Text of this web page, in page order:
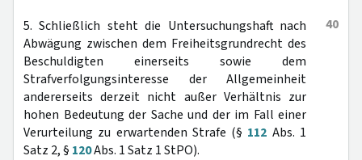
40
5. Schließlich steht die Untersuchungshaft nach
Abwägung zwischen dem Freiheitsgrundrecht des
Beschuldigten einerseits sowie dem
Strafverfolgungsinteresse der Allgemeinheit
andererseits derzeit nicht außer Verhältnis zur
hohen Bedeutung der Sache und der im Fall einer
Verurteilung zu erwartenden Strafe (§ 112 Abs. 1
Satz 2, § 120Abs. 1 Satz 1 StPO).